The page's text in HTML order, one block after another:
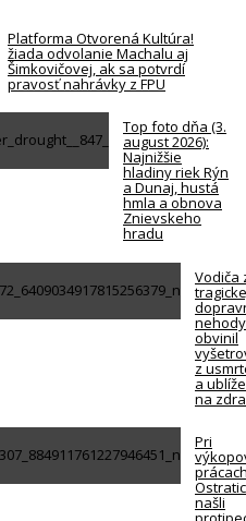
Platforma Otvorená Kultúra!
žiada odvolanie Machalu aj
Šimkovičovej, ak sa potvrdí
pravosť nahrávky z FPU
Top foto dňa (3.
august 2026):
Najnižšie
hladiny riek Rýn
a Dunaj, hustá
hmla a obnova
Znievskeho
hradu
Vodiča
nehody
obvinil
z
a
na
Pri
našli